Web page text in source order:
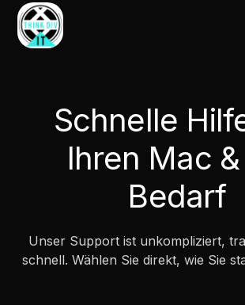
Schnelle
Ihren Mac
Bedarf
Unser Support ist unkompliziert,
schnell. Wählen Sie direkt, wie Sie